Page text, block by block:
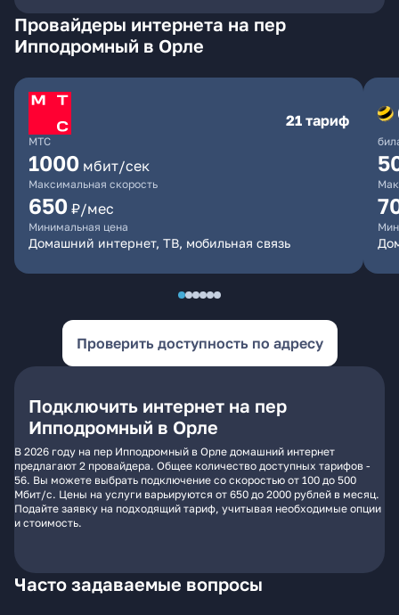
Провайдеры интернета на пер
Ипподромный в Орле
МТС
21 тариф
1000 мбит/сек
Максимальная скорость
650 ₽/мес
Минимальная цена
Домашний интернет, ТВ, мобильная связь
Проверить доступность по адресу
Подключить интернет на пер
Ипподромный в Орле
В 2026 году на пер Ипподромный в Орле домашний интернет
предлагают 2 провайдера. Общее количество доступных тарифов -
56. Вы можете выбрать подключение со скоростью от 100 до 500
Мбит/с. Цены на услуги варьируются от 650 до 2000 рублей в месяц.
Подайте заявку на подходящий тариф, учитывая необходимые опции
и стоимость.
Часто задаваемые вопросы